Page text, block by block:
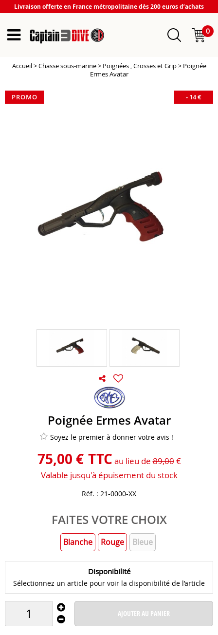
Livraison offerte en France métropolitaine dès 200 euros d’achats
0
Accueil >Chasse sous-marine > Poignées , Crosses et Grip > Poignée
Ermes Avatar
PROMO - 14€
Poignée Ermes Avatar
Soyez le premier à donner votre avis !
75,00 € TTC au lieu de89,00€
Valable jusqu'à épuisement du stock
Réf. : 21-0000-XX
FAITES VOTRE CHOIX
Blanche Rouge Bleue
Disponibilité
Sélectionnez un article pour voir la disponibilité de l’article
AJOUTER AU PANIER